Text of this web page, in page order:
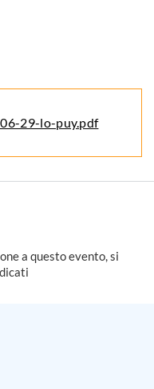
29-lo-puy.pdf
a questo evento, si